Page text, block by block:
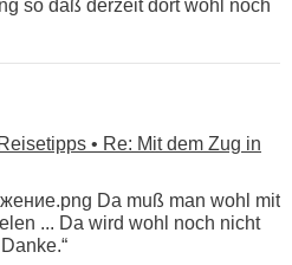
so daß derzeit dort wohl noch
• Re: Mit dem Zug in
Da muß man wohl mit
... Da wird wohl noch nicht